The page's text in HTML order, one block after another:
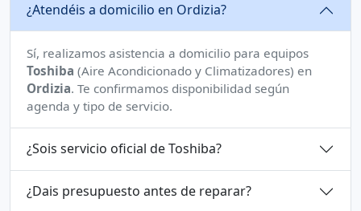
¿Atendéis a domicilio en Ordizia?
Sí, realizamos asistencia a domicilio para equipos
Toshiba (Aire Acondicionado y Climatizadores) en
Ordizia. Te confirmamos disponibilidad según
agenda y tipo de servicio.
¿Sois servicio oficial de Toshiba?
¿Dais presupuesto antes de reparar?